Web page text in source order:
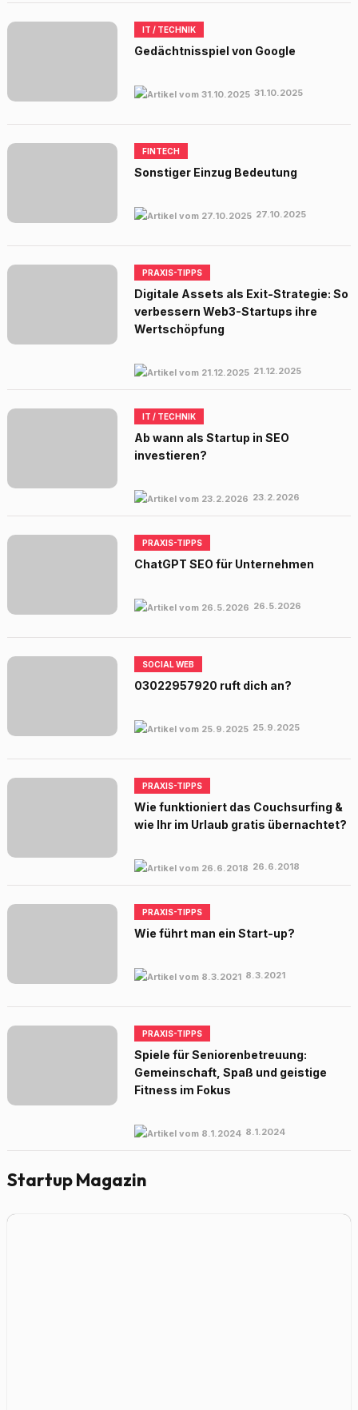
IT / TECHNIK
Gedächtnisspiel von Google
31.10.2025
FINTECH
Sonstiger Einzug Bedeutung
27.10.2025
PRAXIS-TIPPS
Digitale Assets als Exit-Strategie: So
verbessern Web3-Startups ihre
Wertschöpfung
21.12.2025
IT / TECHNIK
Ab wann als Startup in SEO
investieren?
23.2.2026
PRAXIS-TIPPS
ChatGPT SEO für Unternehmen
26.5.2026
SOCIAL WEB
03022957920 ruft dich an?
25.9.2025
PRAXIS-TIPPS
Wie funktioniert das Couchsurfing &
wie Ihr im Urlaub gratis übernachtet?
26.6.2018
PRAXIS-TIPPS
Wie führt man ein Start-up?
8.3.2021
PRAXIS-TIPPS
Spiele für Seniorenbetreuung:
Gemeinschaft, Spaß und geistige
Fitness im Fokus
8.1.2024
Startup Magazin